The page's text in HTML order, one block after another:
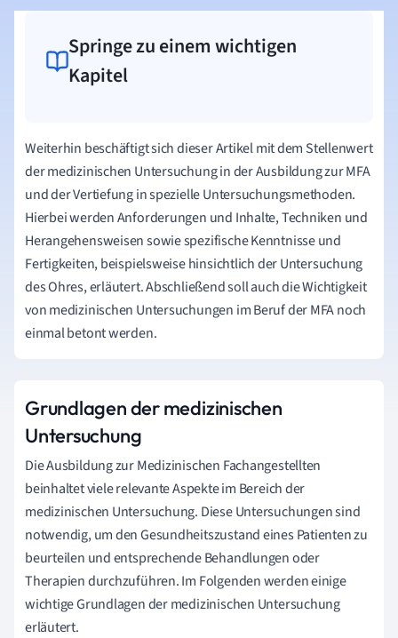
Springe zu einem wichtigen
Kapitel
Weiterhin beschäftigt sich dieser Artikel mit dem Stellenwert
der medizinischen Untersuchung in der Ausbildung zur MFA
und der Vertiefung in spezielle Untersuchungsmethoden.
Hierbei werden Anforderungen und Inhalte, Techniken und
Herangehensweisen sowie spezifische Kenntnisse und
Fertigkeiten, beispielsweise hinsichtlich der Untersuchung
des Ohres, erläutert. Abschließend soll auch die Wichtigkeit
von medizinischen Untersuchungen im Beruf der MFA noch
einmal betont werden.
Grundlagen der medizinischen
Untersuchung
Die Ausbildung zur Medizinischen Fachangestellten
beinhaltet viele relevante Aspekte im Bereich der
medizinischen Untersuchung. Diese Untersuchungen sind
notwendig, um den Gesundheitszustand eines Patienten zu
beurteilen und entsprechende Behandlungen oder
Therapien durchzuführen. Im Folgenden werden einige
wichtige Grundlagen der medizinischen Untersuchung
erläutert.